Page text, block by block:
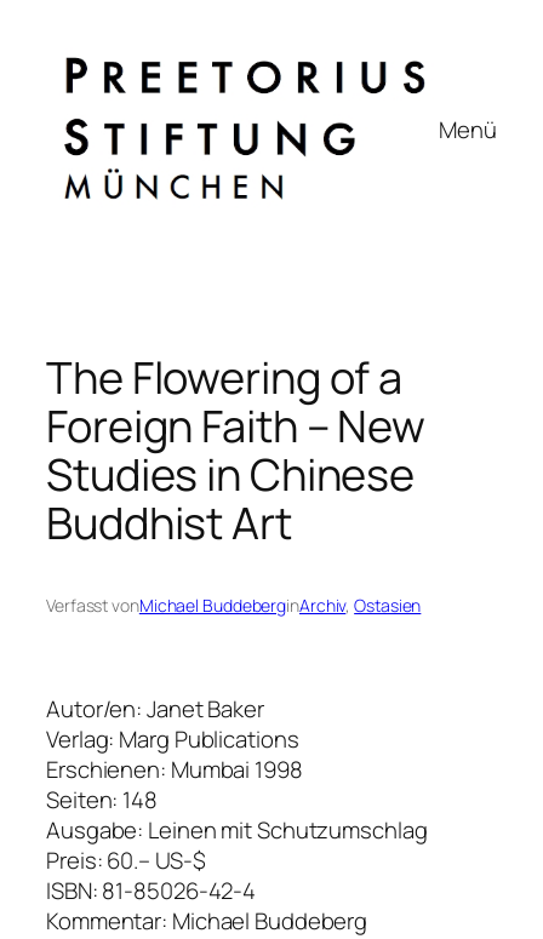
springen
Menü
The Flowering of a
Foreign Faith – New
Studies in Chinese
Buddhist Art
Verfasst vonMichael BuddeberginArchiv, Ostasien
Autor/en: Janet Baker
Verlag: Marg Publications
Erschienen: Mumbai 1998
Seiten: 148
Ausgabe: Leinen mit Schutzumschlag
Preis: 60.– US-$
ISBN: 81-85026-42-4
Kommentar: Michael Buddeberg